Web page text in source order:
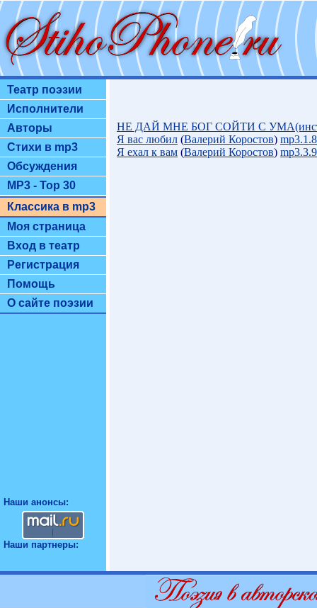
Театр поэзии
Исполнители
Авторы
Стихи в mp3
Обсуждения
MP3 - Top 30
Классика в mp3
Моя страница
Вход в театр
Регистрация
Помощь
О сайте поэзии
Наши анонсы:
Наши партнеры:
НЕ ДАЙ МНЕ БОГ СОЙТИ С
Я вас любил (Валерий Коростов)
Я ехал к вам (Валерий Коростов)